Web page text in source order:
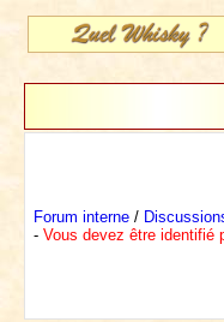
Forum interne /
- Vous devez être identifié